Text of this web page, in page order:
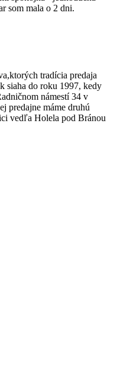
som mala o 2 dni.
tradícia predaja
siaha do roku 1997, kedy
námestí 34 v
predajne máme druhú
vedľa Holela pod Bránou